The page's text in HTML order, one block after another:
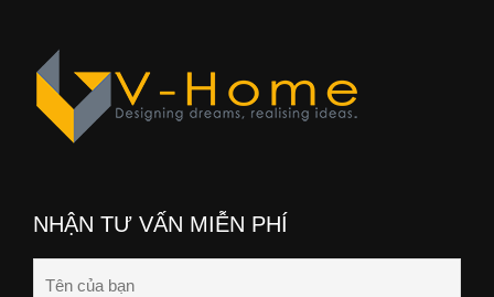
NHẬN TƯ VẤN MIỄN PHÍ